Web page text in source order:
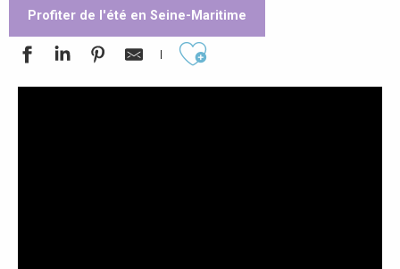
Profiter de l'été en Seine-Maritime
Ajouter aux favoris